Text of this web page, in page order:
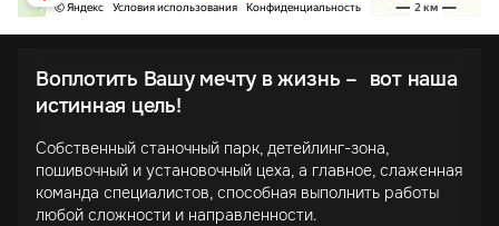
Воплотить Вашу мечту в жизнь – вот наша
истинная цель!
Собственный станочный парк, детейлинг-зона,
пошивочный и установочный цеха, а главное, слаженная
команда специалистов, способная выполнить работы
любой сложности и направленности.